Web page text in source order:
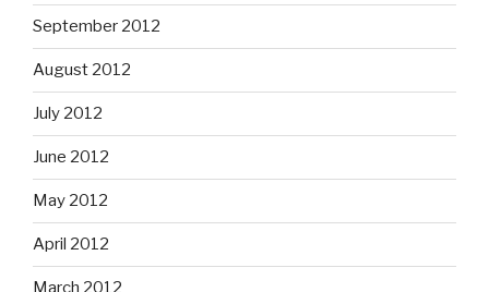
September 2012
August 2012
July 2012
June 2012
May 2012
April 2012
March 2012